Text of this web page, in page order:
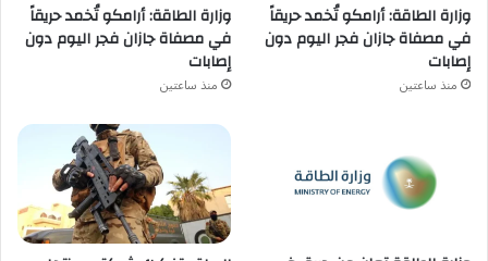
وزارة الطاقة: أرامكو تُخمد حريقاً
في مصفاة جازان فجر اليوم دون
إصابات
منذ ساعتين
وزارة الطاقة: أرامكو تُخمد حريقاً
في مصفاة جازان فجر اليوم دون
إصابات
منذ ساعتين